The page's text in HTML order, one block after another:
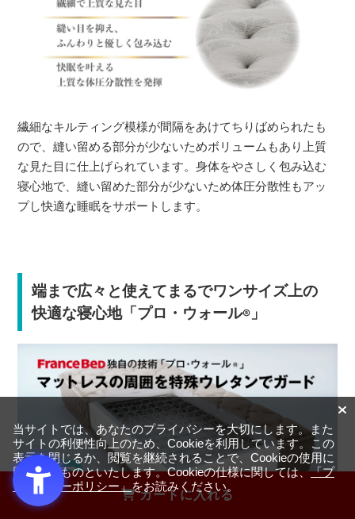
カートに入れる
繊細なキルティング模様が間隔をあけてちりばめられたも
ので、縫い留める部分が少ないためボリュームもあり上質
な見た目に仕上げられています。身体をやさしく包み込む
寝心地で、縫い留めた部分が少ないため体圧分散性もアッ
プし快適な睡眠をサポートします。
端まで広々と使えてまるでワンサイズ上の
快適な寝心地「プロ・ウォール®」
当サイトでは、あなたのプライバシーを大切にします。また
サイトの利便性向上のため、Cookieを利用しています。この
表示を閉じるか、閲覧を継続されることで、Cookieの使用に
同意するものといたします。Cookieの仕様に関しては、「プ
ライバシーポリシー」をお読みください。